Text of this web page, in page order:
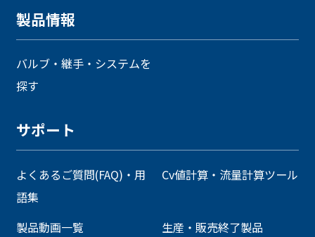
製品情報
バルブ・継手・システムを
探す
サポート
よくあるご質問(FAQ)・用
語集
Cv値計算・流量計算ツール
製品動画一覧
生産・販売終了製品